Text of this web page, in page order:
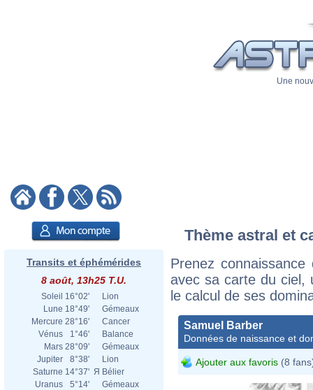
Une
Transits et éphémérides
8 août, 13h25 T.U.
Soleil 16°02'
Lion
Lune 18°49'
Gémeaux
Mercure 28°16'
Cancer
Vénus
1°46'
Balance
Mars 28°09'
Gémeaux
Jupiter
8°38'
Lion
Saturne 14°37' Я Bélier
Uranus
5°14'
Gémeaux
Thème astral et
Prenez
avec sa carte du ciel,
le calcul de ses
Samuel Barber
Données de naissance et
Ajouter aux favoris (8